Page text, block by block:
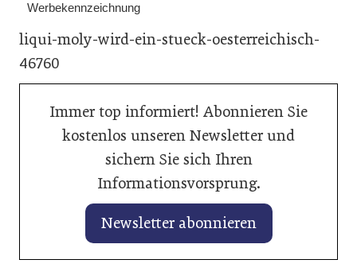
Werbekennzeichnung
liqui-moly-wird-ein-stueck-oesterreichisch-
46760
Immer top informiert! Abonnieren Sie
kostenlos unseren Newsletter und
sichern Sie sich Ihren
Informationsvorsprung.
Newsletter abonnieren